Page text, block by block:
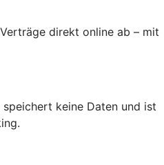
direkt online ab – mit
keine Daten und ist